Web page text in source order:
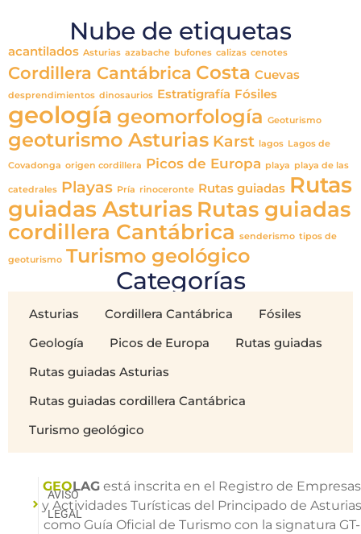
Nube de etiquetas
acantilados Asturias azabache bufones calizas cenotes
Cordillera Cantábrica Costa Cuevas
desprendimientos dinosaurios Estratigrafía Fósiles
geología geomorfología Geoturismo
geoturismo Asturias Karst lagos Lagos de
Covadonga origen cordillera Picos de Europa playa playa de las
catedrales Playas Pría rinoceronte Rutas guiadas Rutas
guiadas Asturias Rutas guiadas
cordillera Cantábrica senderismo tipos de
geoturismo Turismo geológico
Categorías
Asturias Cordillera Cantábrica
Fósiles
Geología
Picos de Europa
Rutas guiadas
Rutas guiadas Asturias
Rutas guiadas cordillera Cantábrica
Turismo geológico
AVISO
LEGAL
GEOLAG está inscrita en el Registro de Empresas
y Actividades Turísticas del Principado de
como Guía Oficial de Turismo con la signatura GT-